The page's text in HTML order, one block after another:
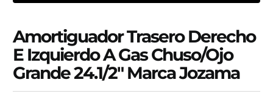
Amortiguador Trasero Derecho
E Izquierdo A Gas Chuso/Ojo
Grande 24.1/2″ Marca Jozama